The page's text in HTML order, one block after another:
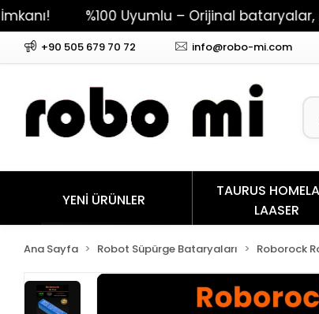
%100 Uyumlu – Orijinal bataryalar,
+90 505 679 70 72 info@robo-mi.com
YENİ ÜRÜNLER
TAURUS
LAASER
Ana Sayfa Robot Süpürge Bataryaları Roborock